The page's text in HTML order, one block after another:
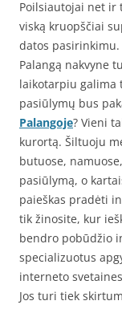
Poilsiautojai net ir
viską kruopščiai
datos pasirinkimu.
Palangą nakvyne
laikotarpiu galima
pasiūlymų bus
Palangoje? Vieni
kurortą. Šiltuoju
butuose,
pasiūlymą, o
paieškas pradėti
tik žinosite, kur
bendro pobūdžio
specializuotus
interneto
Jos turi tiek